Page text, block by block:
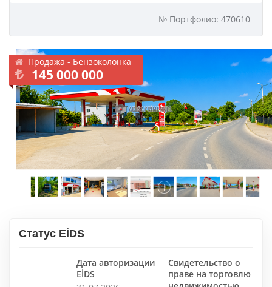
№ Портфолио: 470610
Продажа - Бензоколонка
145 000 000
Статус EİDS
Дата авторизации
EİDS
Свидетельство о
праве на торговлю